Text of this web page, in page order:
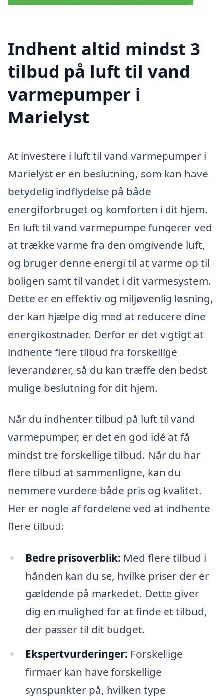
Indhent altid mindst 3
tilbud på luft til vand
varmepumper i
Marielyst
At investere i luft til vand varmepumper i
Marielyst er en beslutning, som kan have
betydelig indflydelse på både
energiforbruget og komforten i dit hjem.
En luft til vand varmepumpe fungerer ved
at trække varme fra den omgivende luft,
og bruger denne energi til at varme op til
boligen samt til vandet i dit varmesystem.
Dette er en effektiv og miljøvenlig løsning,
der kan hjælpe dig med at reducere dine
energikostnader. Derfor er det vigtigt at
indhente flere tilbud fra forskellige
leverandører, så du kan træffe den bedst
mulige beslutning for dit hjem.
Når du indhenter tilbud på luft til vand
varmepumper, er det en god idé at få
mindst tre forskellige tilbud. Når du har
flere tilbud at sammenligne, kan du
nemmere vurdere både pris og kvalitet.
Her er nogle af fordelene ved at indhente
flere tilbud:
Bedre prisoverblik: Med flere tilbud i
hånden kan du se, hvilke priser der er
gældende på markedet. Dette giver
dig en mulighed for at finde et tilbud,
der passer til dit budget.
Ekspertvurderinger: Forskellige
firmaer kan have forskellige
synspunkter på, hvilken type